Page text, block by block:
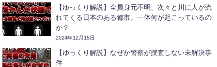
【ゆっくり解説】全員身元不明、次々と川に人が流
れてくる日本のある都市。一体何が起こっているの
か？
2024年12月15日
【ゆっくり解説】なぜか警察が捜査しない未解決事
件